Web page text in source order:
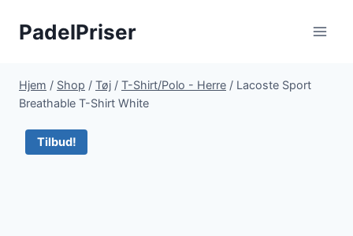
PadelPriser
Hjem / Shop / Tøj / T-Shirt/Polo - Herre / Lacoste Sport
Breathable T-Shirt White
Tilbud!